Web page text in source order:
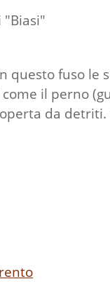
"Biasi"
questo fuso
il perno
da